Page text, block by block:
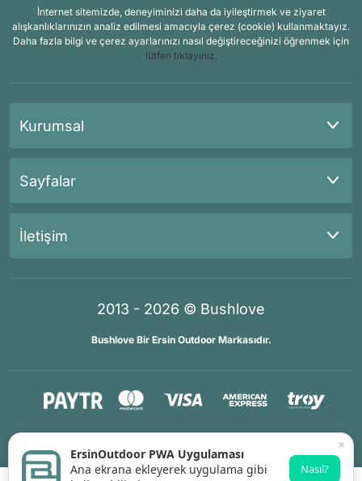
İnternet sitemizde, deneyiminizi daha da iyileştirmek ve ziyaret
alışkanlıklarınızın analiz edilmesi amacıyla çerez (cookie) kullanmaktayız.
Daha fazla bilgi ve çerez ayarlarınızı nasıl değiştireceğinizi öğrenmek için
lütfen tıklayınız.
Kurumsal
Sayfalar
İletişim
2013 - 2026 © Bushlove
Bushlove Bir Ersin Outdoor Markasıdır.
×
ErsinOutdoor PWA Uygulaması
Ana ekrana ekleyerek uygulama gibi
Nasıl?